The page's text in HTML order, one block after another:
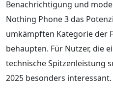
Benachrichtigung und
Nothing Phone 3 das
umkämpften Kategorie der
behaupten. Für Nutzer, die
technische Spitzenleistung
2025 besonders interessant.